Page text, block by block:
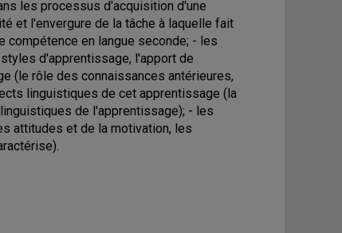
les processus d'acquisition d'une
et l'envergure de la tâche à laquelle fait
compétence en langue seconde; - les
d'apprentissage, l'apport de
(le rôle des connaissances antérieures,
linguistiques de cet apprentissage (la
de l'apprentissage); - les
attitudes et de la motivation, les